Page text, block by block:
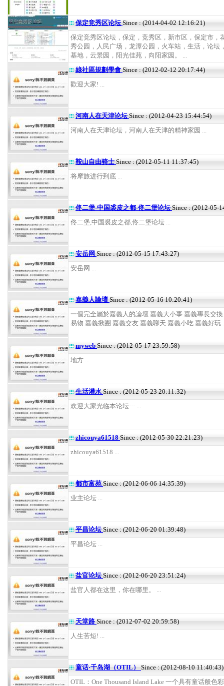
保定竞秀区论坛Since : (2014-04-02 12:16:21)
保定竞秀区论坛，保定，竞秀区，新市区，保定市，
秀公园，人民广场，龙潭公园，火车站，生活，论坛
基地，云景园，阳光佳苑，向阳家园。 ...
綠社區規劃學會 Since : (2012-02-12 20:17:44)
歡迎大家! ...
河南人在天津论坛Since : (2012-04-23 15:44:54)
河南人在天津论坛，河南人在天津的精神家园 ...
鞍山自由骑士 Since : (2012-05-11 11:37:45)
将摩旅进行到底 ...
佟二堡-中国裘皮之都-佟二堡论坛Since : (2012-05-
佟二堡,中国裘皮之都,佟二堡论坛 ...
安岳网 Since : (2012-05-15 17:43:27)
安岳网 ...
嘉義人論壇 Since : (2012-05-16 10:20:41)
一個完全屬於嘉義人的論壇.嘉義大小事.嘉義專長交
易物.嘉義揪團.嘉義交友.嘉義聊天.嘉義小吃.嘉義好玩
myweb Since : (2012-05-17 23:59:58)
地方 ...
生活灌水Since : (2012-05-23 20:11:32)
欢迎大家光临本论坛··· ...
zhicouya61518 Since : (2012-05-30 22:21:23)
zhicouya61518 ...
都市富苑 Since : (2012-06-06 14:35:39)
业主论坛 ...
平昌论坛Since : (2012-06-20 01:39:48)
平昌论坛 ...
盐官论坛Since : (2012-06-20 23:51:24)
盐官人都在这里，你在哪里。 ...
天堂路Since : (2012-07-02 20:59:58)
人生苦短! ...
童话·千岛湖（OTIL） Since : (2012-08-10 11:40:43)
OTIL：One Thousand Island Lake 一个具有童话般色